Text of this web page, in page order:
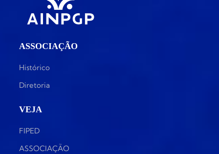
ASSOCIAÇÃO
Histórico
Diretoria
VEJA
FIPED
ASSOCIAÇÃO